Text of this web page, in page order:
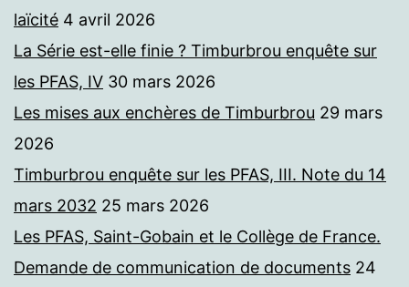
laïcité 4 avril 2026
La Série est-elle finie ? Timburbrou enquête sur
les PFAS, IV 30 mars 2026
Les mises aux enchères de Timburbrou 29 mars
2026
Timburbrou enquête sur les PFAS, III. Note du 14
mars 2032 25 mars 2026
Les PFAS, Saint-Gobain et le Collège de France.
Demande de communication de documents 24